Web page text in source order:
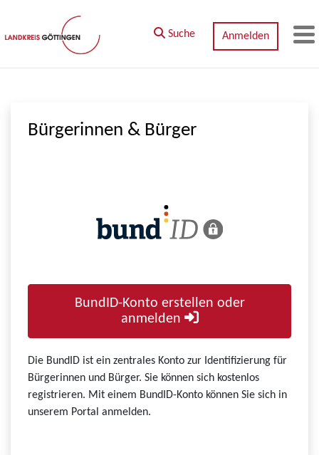
Zum Hauptinhalt springen
Suche Anmelden
Bürgerinnen & Bürger
BundID-Konto erstellen oder
anmelden
Die BundID ist ein zentrales Konto zur Identifizierung für
Bürgerinnen und Bürger. Sie können sich kostenlos
registrieren. Mit einem BundID-Konto können Sie sich in
unserem Portal anmelden.